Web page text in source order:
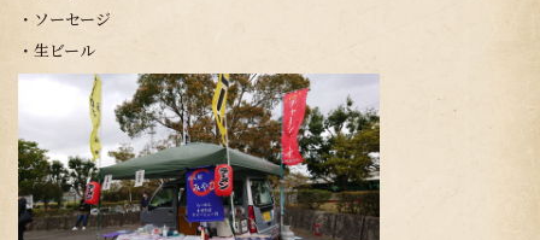
・ソーセージ
・生ビール